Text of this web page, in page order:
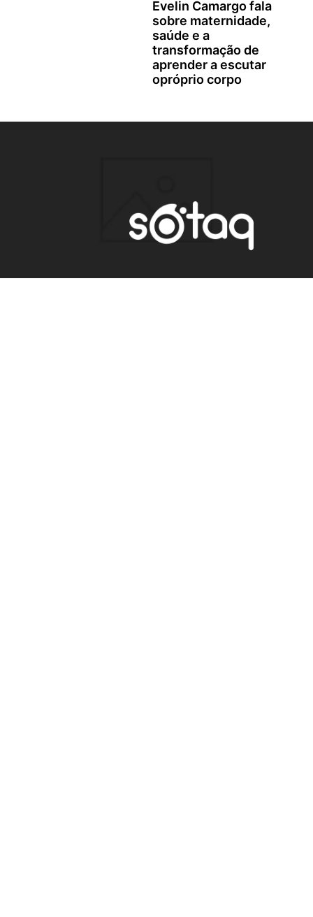
Evelin Camargo fala
sobre maternidade,
saúde e a
transformação de
aprender a escutar
opróprio corpo